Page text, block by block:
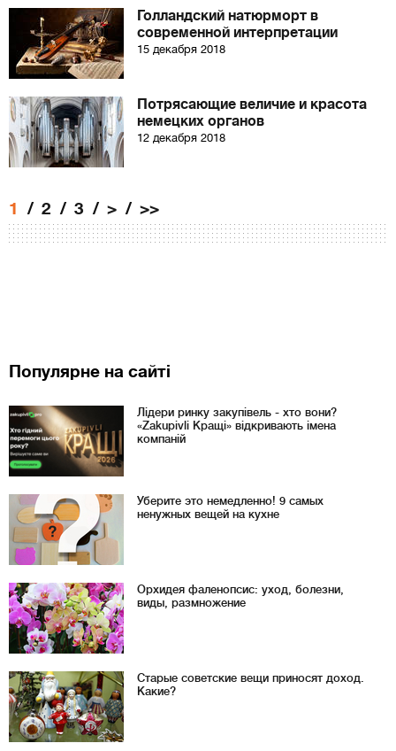
Голландский натюрморт в
современной интерпретации
15 декабря 2018
Потрясающие величие и красота
немецких органов
12 декабря 2018
1 2 3 > >>
Популярне на сайті
Лідери ринку закупівель - хто вони?
«Zakupivli Кращі» відкривають імена
компаній
Уберите это немедленно! 9 самых
ненужных вещей на кухне
Орхидея фаленопсис: уход, болезни,
виды, размножение
Старые советские вещи приносят доход.
Какие?